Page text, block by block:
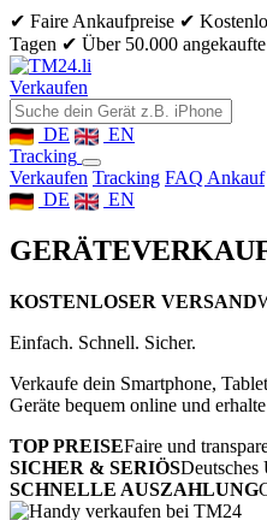
✔ Faire Ankaufpreise ✔
Tagen ✔ Über 50.000
Verkaufen
DE
EN
Tracking
Verkaufen Tracking FAQ Ankauf
DE
EN
GERÄTE
KOSTENLOSER VERSAND
Einfach. Schnell. Sicher.
Verkaufe dein Smartphone,
Geräte bequem online und
TOP PREISEFaire und
SICHER & SERIÖSDeutsches
SCHNELLE AUSZAHLUNG